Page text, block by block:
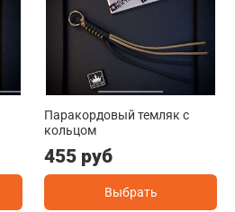
Паракордовый темляк с
кольцом
455 руб
Выбрать